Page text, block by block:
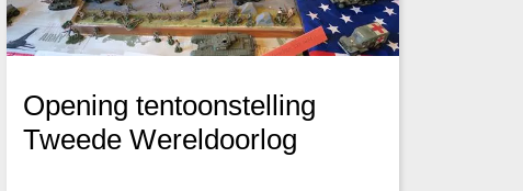
Opening tentoonstelling
Tweede Wereldoorlog